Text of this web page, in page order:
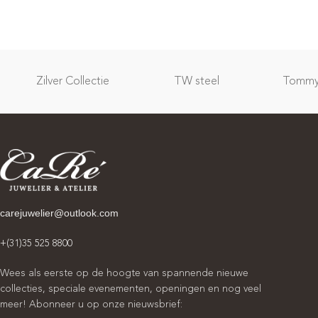
Zilver Collectie TW steel
carejuwelier@outlook.com
+(31)35 525 8800
Wees als eerste op de hoogte van spannende nieuwe
collecties, speciale evenementen, openingen en nog veel
meer! Abonneer u op onze nieuwsbrief: